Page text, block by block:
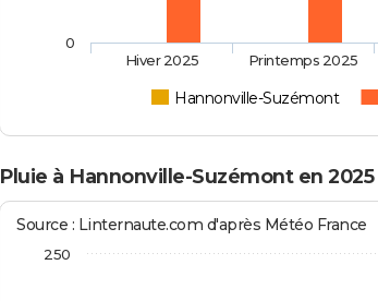
Hannonville-Suzémont
Hiver 2025 Printemps 2025
0
Pluie à Hannonville-Suzémont en 2025
Source : Linternaute.com d'après Météo France
250